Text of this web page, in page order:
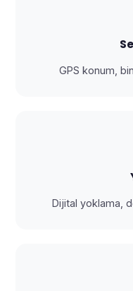
GPS konum,
Dijital yoklama,